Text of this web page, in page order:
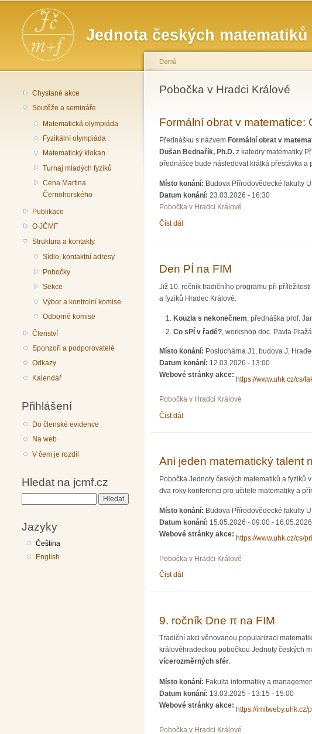
Jednota českých
Hlavní menu
Chystané akce
Soutěže a semináře
Matematická olympiáda
Fyzikální olympiáda
Matematický klokan
Turnaj mladých fyziků
Cena Martina
Černohorského
Publikace
O JČMF
Struktura a kontakty
Sídlo, kontaktní adresy
Pobočky
Sekce
Výbor a kontrolní komise
Odborné komise
Členství
Sponzoři a podporovatelé
Odkazy
Kalendář
Přihlášení
Do členské evidence
Na web
V čem je rozdíl
Hledat na jcmf.cz
Jazyky
Čeština
English
Jste zde
Domů
Pobočka v Hradci Králové
Formální obrat v matematice:
Přednášku s názvem Formální obrat v
Dušan Bednařík, Ph.D. z katedry matematiky
přednášce bude následovat krátká přestávka a
Místo konání: Budova Přírodovědecké fakulty
Datum konání: 23.03.2026 - 16:30
Pobočka v Hradci Králové
Číst dál
Den PÍ na FIM
Již 10. ročník tradičního programu při
a fyziků Hradec Králové.
Kouzla s nekonečnem, přednáška prof.
Co sPÍ v řadě?, workshop doc. Pavla
Místo konání: Posluchárna J1, budova J,
Datum konání: 12.03.2026 - 13:00
Webové stránky akce:
https://www.uhk.cz/cs/
Pobočka v Hradci Králové
Číst dál
Ani jeden matematický talent
Pobočka Jednoty českých matematiků a
dva roky konferenci pro učitele matematiky a
Místo konání: Budova Přírodovědecké fakulty
Datum konání: 15.05.2026 - 09:00 -
Webové stránky akce:
https://www.uhk.cz/cs/
Pobočka v Hradci Králové
Číst dál
9. ročník Dne π na FIM
Tradiční akci věnovanou popularizaci
královéhradeckou pobočkou Jednoty českých
vícerozměrných sfér.
Místo konání: Fakulta informatiky a
Datum konání: 13.03.2025 - 13:15 - 15:00
Webové stránky akce:
https://imitweby.uhk.cz/
Pobočka v Hradci Králové